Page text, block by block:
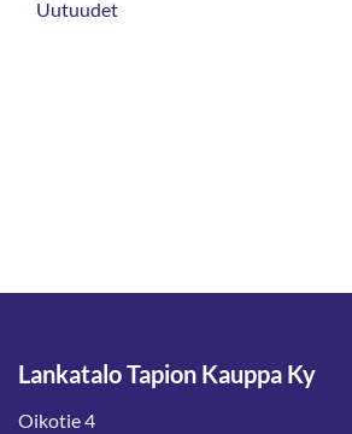
Uutuudet
Lankatalo Tapion Kauppa Ky
Oikotie 4